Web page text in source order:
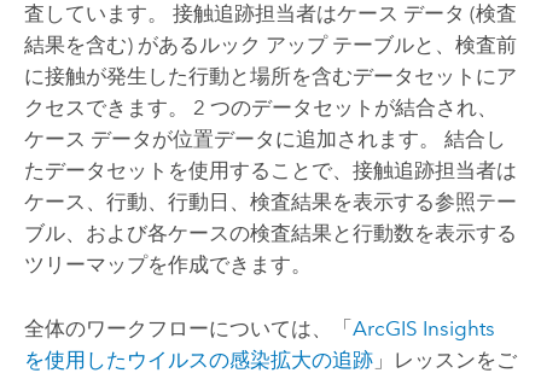
査しています。 接触追跡担当者はケース データ (検査
結果を含む) があるルック アップ テーブルと、検査前
に接触が発生した行動と場所を含むデータセットにア
クセスできます。 2 つのデータセットが結合され、
ケース データが位置データに追加されます。 結合し
たデータセットを使用することで、接触追跡担当者は
ケース、行動、行動日、検査結果を表示する参照テー
ブル、および各ケースの検査結果と行動数を表示する
ツリーマップを作成できます。
全体のワークフローについては、「ArcGIS Insights
を使用したウイルスの感染拡大の追跡」レッスンをご